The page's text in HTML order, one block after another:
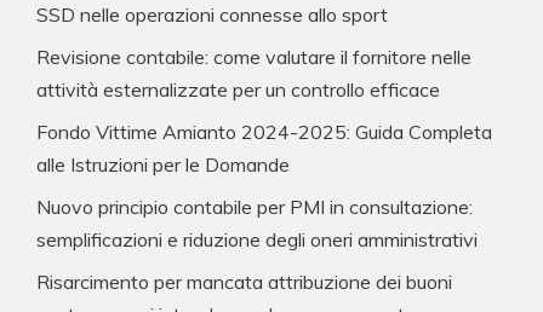
SSD nelle operazioni connesse allo sport
Revisione contabile: come valutare il fornitore nelle
attività esternalizzate per un controllo efficace
Fondo Vittime Amianto 2024-2025: Guida Completa
alle Istruzioni per le Domande
Nuovo principio contabile per PMI in consultazione:
semplificazioni e riduzione degli oneri amministrativi
Risarcimento per mancata attribuzione dei buoni